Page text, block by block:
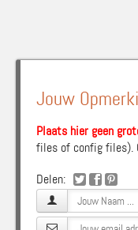
Jouw
Plaats hier geen
files of config files).
Delen: